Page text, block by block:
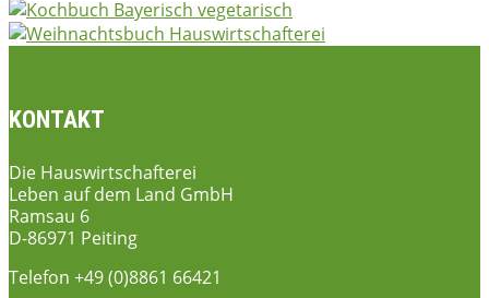
KONTAKT
Die Hauswirtschafterei
Leben auf dem Land GmbH
Ramsau 6
D-86971 Peiting
Telefon +49 (0)8861 66421